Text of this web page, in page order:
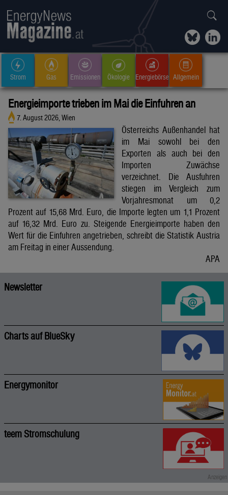
Strom Gas Emissionen Ökologie Energiebörse Allgemein
Energieimporte trieben im Mai die Einfuhren an
7. August 2026, Wien
Österreichs Außenhandel hat
im Mai sowohl bei den
Exporten als auch bei den
Importen Zuwächse
verzeichnet. Die Ausfuhren
stiegen im Vergleich zum
Vorjahresmonat um 0,2
Prozent auf 15,68 Mrd. Euro, die Importe legten um 1,1 Prozent
auf 16,32 Mrd. Euro zu. Steigende Energieimporte haben den
Wert für die Einfuhren angetrieben, schreibt die Statistik Austria
am Freitag in einer Aussendung.
APA
Newsletter
Charts auf BlueSky
Energymonitor
teem Stromschulung